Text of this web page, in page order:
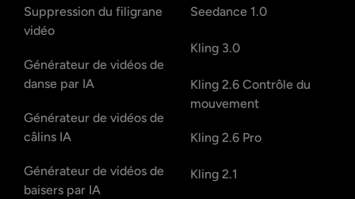
Suppression du filigrane
vidéo
Générateur de vidéos de
danse par IA
Générateur de vidéos de
câlins IA
Générateur de vidéos de
baisers par IA
Seedance 1.0
Kling 3.0
Kling 2.6 Contrôle du
mouvement
Kling 2.6 Pro
Kling 2.1